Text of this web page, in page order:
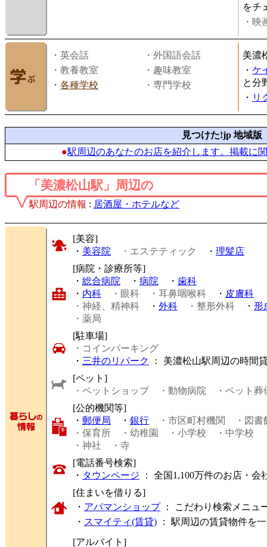
をチ
・映
・英会話
・外国語会話
・教養教室
・趣味教室
・ 各種学校 ・専門学校
美濃
・ ケ
と分
・ リ
見つけた!jp 地域版
●駅周辺のあなたのお店を紹介します。掲載に
「美濃松山駅」周辺の
駅周辺の情報 : 居酒屋・ホテルなど
[美容]
・ 美容院 ・エステティック ・ 理髪店
[病院・診療所等]
・ 総合病院 ・ 病院 ・ 歯科
・ 内科 ・眼科 ・耳鼻咽喉科 ・ 皮膚科
・神経、精神科 ・ 外科 ・整形外科 ・ 形
・薬局
[駐車場]
・コインパーキング
・ 三井のリパーク
： 美濃松山駅周辺の時間
[ペット]
・ペットショップ
・動物病院
・ペット葬
[公的機関等]
・ 郵便局 ・ 銀行 ・市区町村機関
・図書
・保育所
・幼稚園 ・小学校 ・中学校
・神社
・寺
[電話番号検索]
・ タウンページ ： 全国1,100万件のお店・
[住まいを借りる]
・ アパマンショップ： こだわり検索メニュ
・ スマイティ(賃貸) ： 駅周辺の賃貸物件を
[アルバイト]